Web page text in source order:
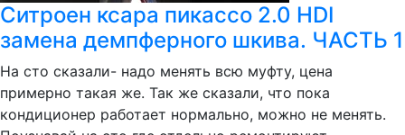
Ситроен ксара пикассо 2.0 HDI
замена демпферного шкива. ЧАСТЬ 1
На сто сказали- надо менять всю муфту, цена
примерно такая же. Так же сказали, что пока
кондиционер работает нормально, можно не менять.